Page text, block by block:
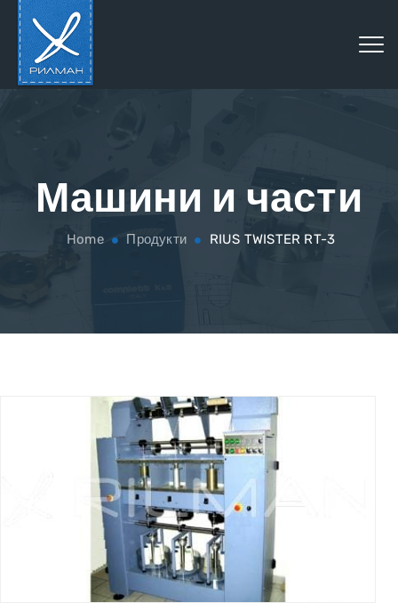
Машини и части
Home Продукти RIUS TWISTER RT-3